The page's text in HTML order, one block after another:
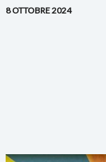
8 OTTOBRE 2024